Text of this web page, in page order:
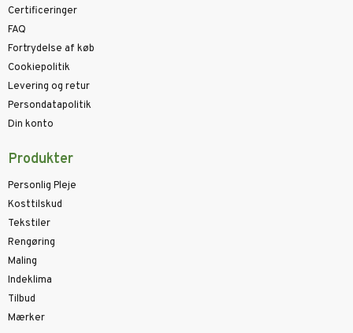
Certificeringer
FAQ
Fortrydelse af køb
Cookiepolitik
Levering og retur
Persondatapolitik
Din konto
Produkter
Personlig Pleje
Kosttilskud
Tekstiler
Rengøring
Maling
Indeklima
Tilbud
Mærker